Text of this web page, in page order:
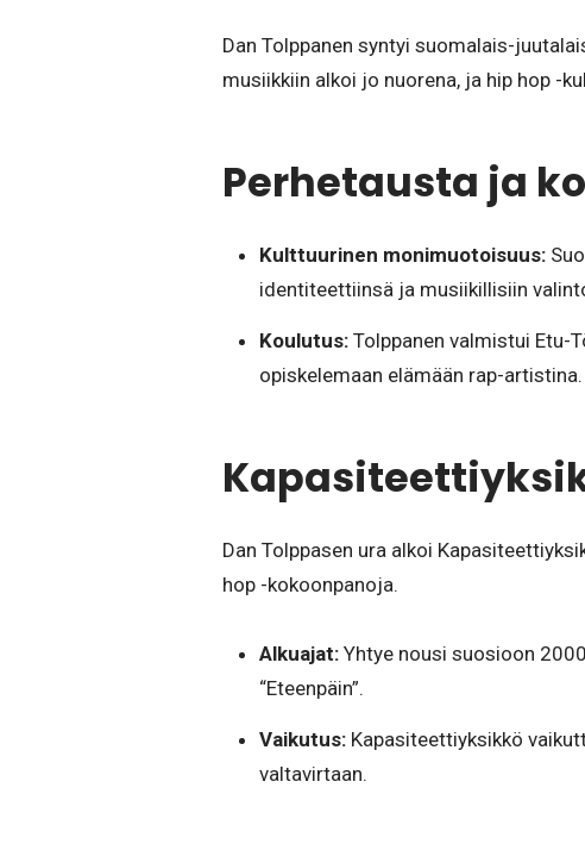
Dan Tolppanen syntyi suomalais-
musiikkiin alkoi jo nuorena, ja hip hop -
Perhetausta ja
Kulttuurinen monimuotoisuus:
identiteettiinsä ja musiikillisiin
Koulutus:Tolppanen valmistui Etu-
opiskelemaan elämään rap-artistina.
Dan Tolppasen ura alkoi
hop -kokoonpanoja.
Alkuajat:Yhtye nousi suosioon
“Eteenpäin”.
Vaikutus:Kapasiteettiyksikkö
valtavirtaan.